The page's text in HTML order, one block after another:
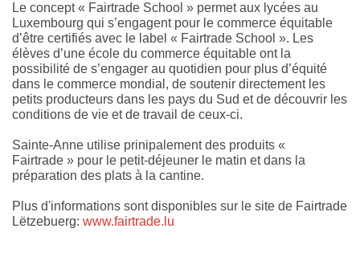
Le concept « Fairtrade School » permet aux lycées au
Luxembourg qui s’engagent pour le commerce équitable
d’être certifiés avec le label « Fairtrade School ». Les
élèves d’une école du commerce équitable ont la
possibilité de s’engager au quotidien pour plus d’équité
dans le commerce mondial, de soutenir directement les
petits producteurs dans les pays du Sud et de découvrir les
conditions de vie et de travail de ceux-ci.
Sainte-Anne utilise prinipalement des produits «
Fairtrade » pour le petit-déjeuner le matin et dans la
préparation des plats à la cantine.
Plus d'informations sont disponibles sur le site de Fairtrade
Lëtzebuerg: www.fairtrade.lu